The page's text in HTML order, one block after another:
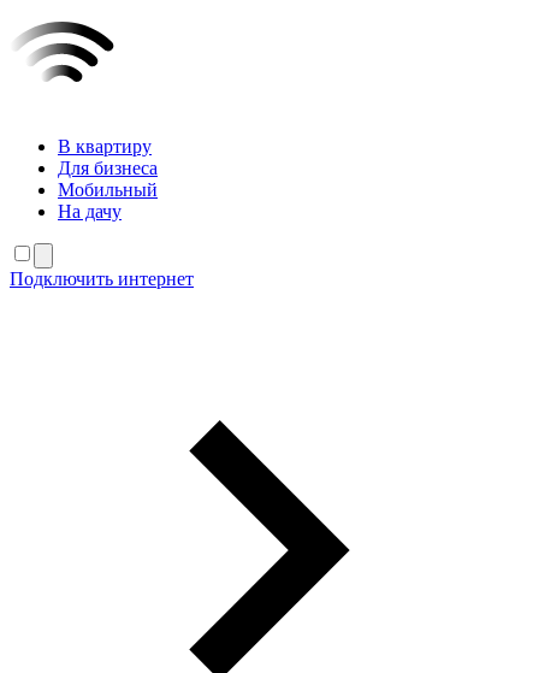
В квартиру
Для бизнеса
Мобильный
На дачу
Подключить интернет